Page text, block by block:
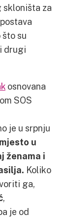
skloništa za
su
drugi
osnovana
SOS
je u srpnju
u
ženama i
Koliko
ga,
,
je od